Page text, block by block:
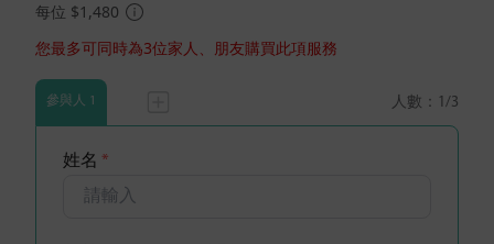
每位 $1,480
您最多可同時為3位家人、朋友購買此項服務
參與人 1 人數： 1 /3
姓名 *